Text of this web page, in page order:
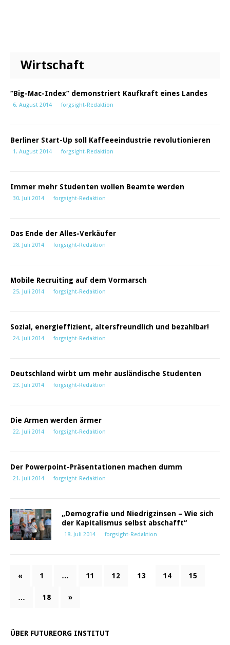
Wirtschaft
“Big-Mac-Index” demonstriert Kaufkraft eines Landes
6. August 2014 forgsight-Redaktion
Berliner Start-Up soll Kaffeeeindustrie revolutionieren
1. August 2014 forgsight-Redaktion
Immer mehr Studenten wollen Beamte werden
30. Juli 2014 forgsight-Redaktion
Das Ende der Alles-Verkäufer
28. Juli 2014 forgsight-Redaktion
Mobile Recruiting auf dem Vormarsch
25. Juli 2014 forgsight-Redaktion
Sozial, energieffizient, altersfreundlich und bezahlbar!
24. Juli 2014 forgsight-Redaktion
Deutschland wirbt um mehr ausländische Studenten
23. Juli 2014 forgsight-Redaktion
Die Armen werden ärmer
22. Juli 2014 forgsight-Redaktion
Der Powerpoint-Präsentationen machen dumm
21. Juli 2014 forgsight-Redaktion
„Demografie und Niedrigzinsen – Wie sich
der Kapitalismus selbst abschafft“
18. Juli 2014 forgsight-Redaktion
« 1 … 11 12 13 14 15
… 18 »
ÜBER FUTUREORG INSTITUT